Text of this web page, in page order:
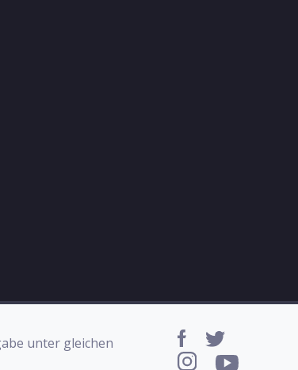
unter gleichen